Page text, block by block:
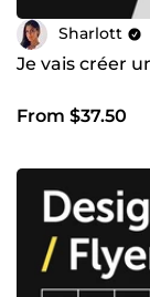
Sharlott
Je vais créer
From $37.50